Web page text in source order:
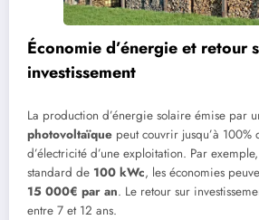
Économie d’énergie et retour
investissement
La production d’énergie solaire émise par
photovoltaïque peut couvrir jusqu’à 100%
d’électricité d’une exploitation. Par
standard de 100 kWc, les économies
15 000€ par an. Le retour sur
entre 7 et 12 ans.